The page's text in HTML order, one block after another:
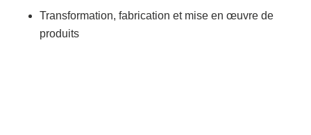
Transformation, fabrication et mise en œuvre de
produits